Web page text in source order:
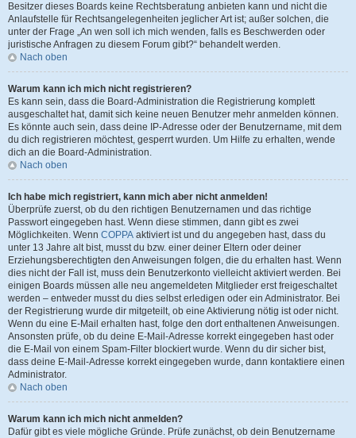
Besitzer dieses Boards keine Rechtsberatung anbieten kann und nicht die
Anlaufstelle für Rechtsangelegenheiten jeglicher Art ist; außer solchen, die
unter der Frage „An wen soll ich mich wenden, falls es Beschwerden oder
juristische Anfragen zu diesem Forum gibt?“ behandelt werden.
Nach oben
Warum kann ich mich nicht registrieren?
Es kann sein, dass die Board-Administration die Registrierung komplett
ausgeschaltet hat, damit sich keine neuen Benutzer mehr anmelden können.
Es könnte auch sein, dass deine IP-Adresse oder der Benutzername, mit dem
du dich registrieren möchtest, gesperrt wurden. Um Hilfe zu erhalten, wende
dich an die Board-Administration.
Nach oben
Ich habe mich registriert, kann mich aber nicht anmelden!
Überprüfe zuerst, ob du den richtigen Benutzernamen und das richtige
Passwort eingegeben hast. Wenn diese stimmen, dann gibt es zwei
Möglichkeiten. Wenn COPPA aktiviert ist und du angegeben hast, dass du
unter 13 Jahre alt bist, musst du bzw. einer deiner Eltern oder deiner
Erziehungsberechtigten den Anweisungen folgen, die du erhalten hast. Wenn
dies nicht der Fall ist, muss dein Benutzerkonto vielleicht aktiviert werden. Bei
einigen Boards müssen alle neu angemeldeten Mitglieder erst freigeschaltet
werden – entweder musst du dies selbst erledigen oder ein Administrator. Bei
der Registrierung wurde dir mitgeteilt, ob eine Aktivierung nötig ist oder nicht.
Wenn du eine E-Mail erhalten hast, folge den dort enthaltenen Anweisungen.
Ansonsten prüfe, ob du deine E-Mail-Adresse korrekt eingegeben hast oder
die E-Mail von einem Spam-Filter blockiert wurde. Wenn du dir sicher bist,
dass deine E-Mail-Adresse korrekt eingegeben wurde, dann kontaktiere einen
Administrator.
Nach oben
Warum kann ich mich nicht anmelden?
Dafür gibt es viele mögliche Gründe. Prüfe zunächst, ob dein Benutzername